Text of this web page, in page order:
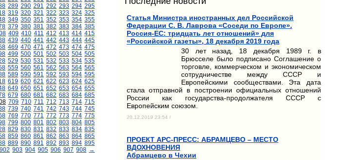
289 290 291 292 293 294 295
319 320 321 322 323 324 325
349 350 351 352 353 354 355
379 380 381 382 383 384 385
409 410 411 412 413 414 415
439 440 441 442 443 444 445
469 470 471 472 473 474 475
499 500 501 502 503 504 505
529 530 531 532 533 534 535
559 560 561 562 563 564 565
589 590 591 592 593 594 595
619 620 621 622 623 624 625
649 650 651 652 653 654 655
679 680 681 682 683 684 685
709 710 711 712 713 714 715
739 740 741 742 743 744 745
769 770 771 772 773 774 775
799 800 801 802 803 804 805
829 830 831 832 833 834 835
859 860 861 862 863 864 865
889 890 891 892 893 894 895
902 903 904 905 906 907 908 →
Статья Министра иностранных дел Российской
Федерации С. В. Лаврова «Соседи по Европе».
Россия-ЕС: тридцать лет отношений» для
«Российской газеты», 18 декабря 2019 года
30 лет назад, 18 декабря 1989 г. в
Брюсселе было подписано Соглашение о
торговле, коммерческом и экономическом
сотрудничестве между СССР и
Европейскими сообществами. Эта дата
стала отправной в построении официальных отношений
России как государства-продолжателя СССР с
Европейским союзом.
20.12.2019 23:54 /
ПРОЕКТ АРС-ПРЕСС: АБРАМЦЕВО – МЕСТО
ВДОХНОВЕНИЯ
Абрамцево в Чехии